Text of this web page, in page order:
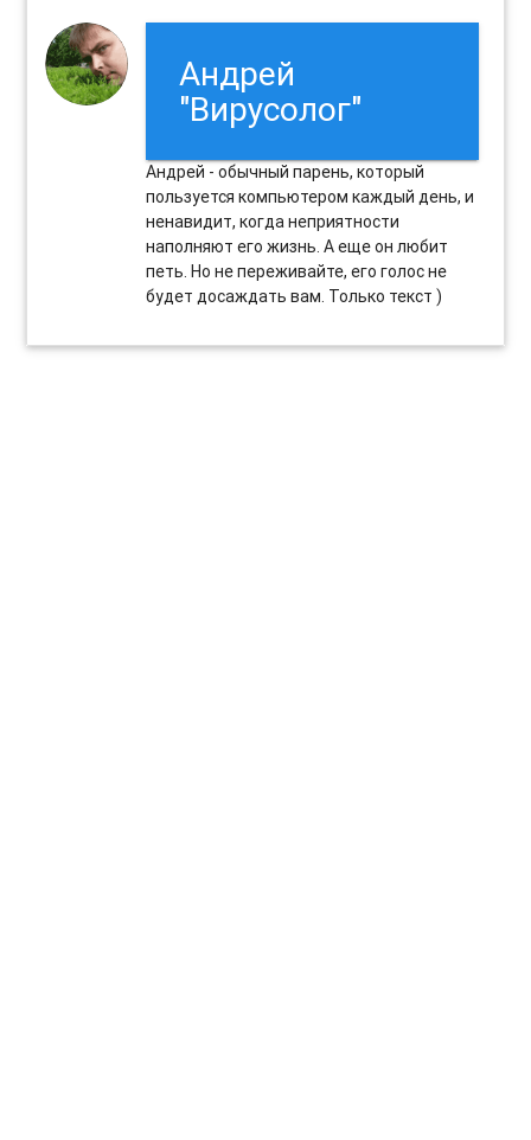
Андрей
"Вирусолог"
Андрей - обычный парень, который
пользуется компьютером каждый день, и
ненавидит, когда неприятности
наполняют его жизнь. А еще он любит
петь. Но не переживайте, его голос не
будет досаждать вам. Только текст )